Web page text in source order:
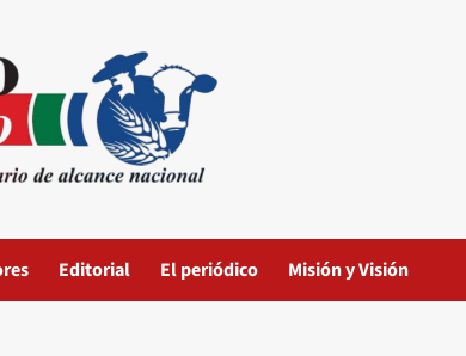
Editorial El periódico Misión y Visión